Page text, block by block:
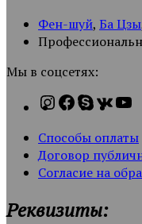
Фен-шуй, Ба Цзы
Мы в соцсетях:
Способы оплаты
Договор
Согласие на
Реквизиты: